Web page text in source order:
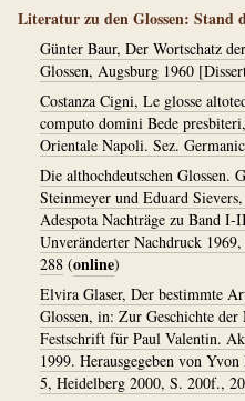
Literatur zu den Glossen: Stand
Günter Baur, Der Wortschatz
Glossen, Augsburg 1960
Costanza Cigni, Le glosse
computo domini Bede
Orientale Napoli. Sez.
Die althochdeutschen Glossen.
Steinmeyer und Eduard
Adespota Nachträge zu Band
Unveränderter Nachdruck
288 (online)
Elvira Glaser, Der bestimmte
Glossen, in: Zur Geschichte
Festschrift für Paul Valentin.
1999. Herausgegeben von
5, Heidelberg 2000, S. 200f.,